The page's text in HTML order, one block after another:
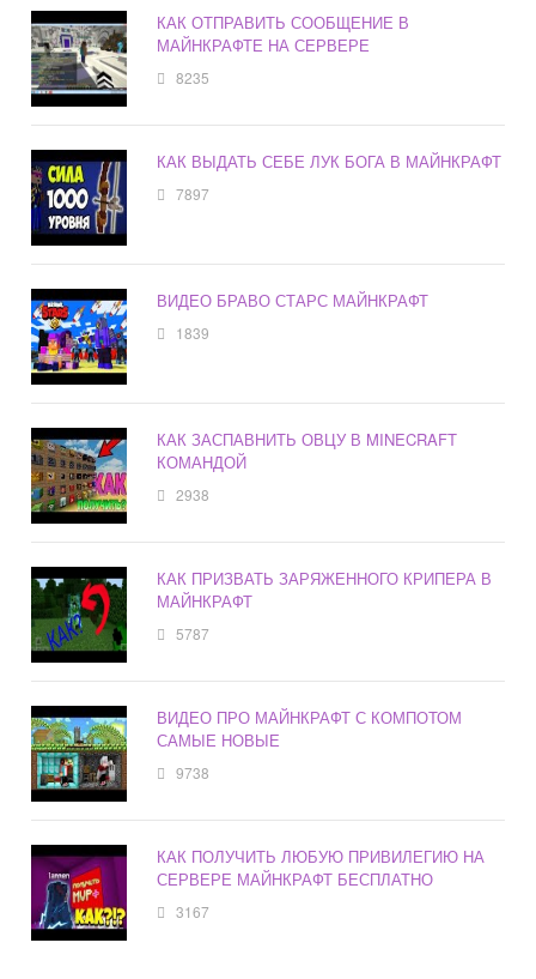
КАК ОТПРАВИТЬ СООБЩЕНИЕ В
МАЙНКРАФТЕ НА СЕРВЕРЕ
8235
КАК ВЫДАТЬ СЕБЕ ЛУК БОГА В МАЙНКРАФТ
7897
ВИДЕО БРАВО СТАРС МАЙНКРАФТ
1839
КАК ЗАСПАВНИТЬ ОВЦУ В MINECRAFT
КОМАНДОЙ
2938
КАК ПРИЗВАТЬ ЗАРЯЖЕННОГО КРИПЕРА В
МАЙНКРАФТ
5787
ВИДЕО ПРО МАЙНКРАФТ С КОМПОТОМ
САМЫЕ НОВЫЕ
9738
КАК ПОЛУЧИТЬ ЛЮБУЮ ПРИВИЛЕГИЮ НА
СЕРВЕРЕ МАЙНКРАФТ БЕСПЛАТНО
3167